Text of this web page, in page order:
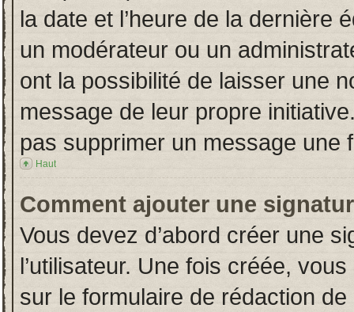
la date et l’heure de la dernière
un modérateur ou un
ont la possibilité de laisser une
message de leur propre
pas supprimer un message une
Haut
Comment ajouter une
Vous devez d’abord créer une
l’utilisateur. Une fois créée,
sur le formulaire de rédaction